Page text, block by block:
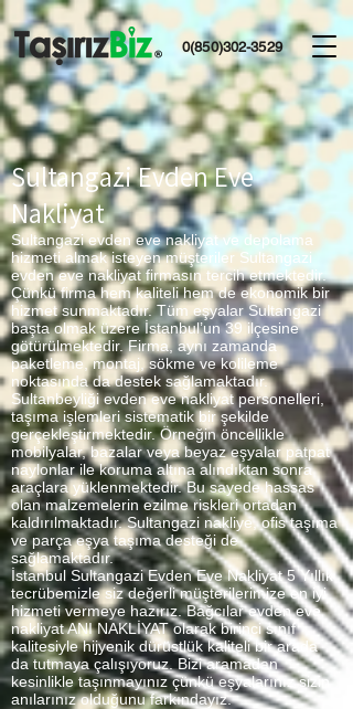
0(850)302-3529
Sultangazi Evden Eve
Nakliyat
Sultangazi evden eve nakliyat ve depolama
hizmeti almak isteyen müşteriler Sultangazi
evden eve nakliyat firmasın tercih etmektedir.
Çünkü firma hem kaliteli hem de ekonomik bir
hizmet sunmaktadır. Tüm eşyalar Sultangazi
başta olmak üzere İstanbul’un 39 ilçesine
götürülmektedir. Firma, aynı zamanda
paketleme, montaj, sökme ve kolileme
noktasında da destek sağlamaktadır.
Sultanbeyliği evden eve nakliyat personelleri,
taşıma işlemleri sistematik bir şekilde
gerçekleştirmektedir. Örneğin öncellikle
mobilyalar, bazalar veya beyaz eşyalar patpat
naylonlar ile koruma altına alındıktan sonra
araçlara yüklenmektedir. Bu sayede hassas
olan malzemelerin ezilme riskleri ortadan
kaldırılmaktadır. Sultangazi nakliye, ofis taşıma
ve parça eşya taşıma desteği de
sağlamaktadır.
İstanbul Sultangazi Evden Eve Nakliyat 5 Yıllık
tecrübemizle siz değerli müşterilerimize en iyi
hizmeti vermeye hazırız. Bağcılar evden eve
nakliyat ANI NAKLİYAT olarak birinci sınıf
kalitesiyle hijyenik dürüstlük kaliteli bir arada
da tutmaya çalışıyoruz. Bizi aramadan
kesinlikle taşınmayınız çünkü eşyalarınız sizin
anılarınız olduğunu farkındayız.